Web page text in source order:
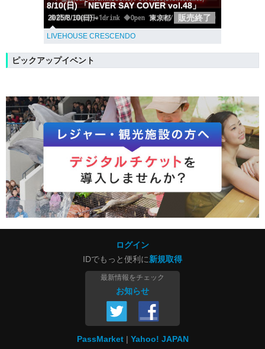
8/10(日) 「NEVER SAY COVER vol.48」
2025/8/10(日)～ 東京都 販売終了
LIVEHOUSE CRESCENDO
ピックアップイベント
ログイン
IDでもっと便利に新規取得
最新情報をチェック
お知らせ
PassMarket Yahoo! JAPAN